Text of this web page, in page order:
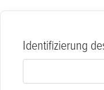
Identifizierung